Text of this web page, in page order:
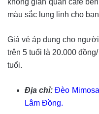
không gian quán cafe
màu sắc lung linh cho
Giá vé áp dụng cho
trên 5 tuổi là 20.000
tuổi.
Địa chỉ: Đèo
Lâm Đồng.